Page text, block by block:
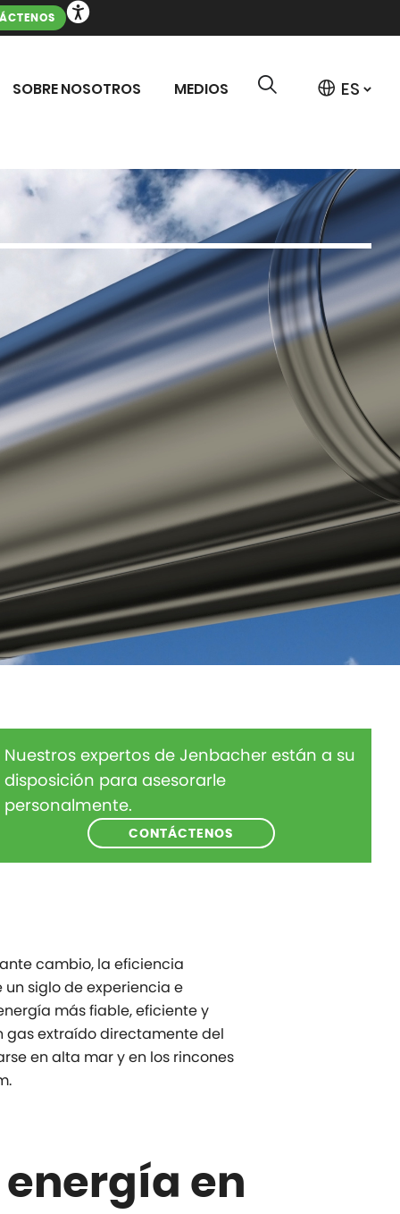
SOBRE NOSOTROS MEDIOS
Nuestros expertos de Jenbacher están a su
disposición para asesorarle
personalmente.
CONTÁCTENOS
cambio, la eficiencia
siglo de experiencia e
más fiable, eficiente y
gas extraído directamente del
en alta mar y en los rincones
en